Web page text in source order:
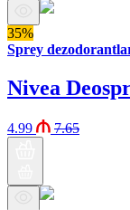
35%
Sprey
Nivea
4.99 7.65